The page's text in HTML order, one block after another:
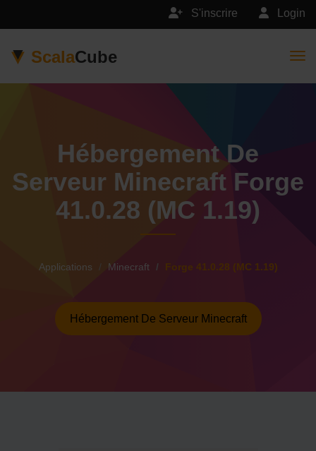
Login
S'inscrire
ScalaCube
Hébergement De
Serveur Minecraft Forge
41.0.28 (MC 1.19)
Applications Minecraft Forge 41.0.28 (MC 1.19)
Hébergement De Serveur Minecraft